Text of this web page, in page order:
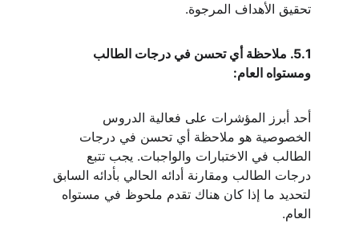
تحقيق الأهداف المرجوة.
5.1. ملاحظة أي تحسن في درجات الطالب
ومستواه العام:
أحد أبرز المؤشرات على فعالية الدروس
الخصوصية هو ملاحظة أي تحسن في درجات
الطالب في الاختبارات والواجبات. يجب تتبع
درجات الطالب ومقارنة أدائه الحالي بأدائه السابق
لتحديد ما إذا كان هناك تقدم ملحوظ في مستواه
العام.